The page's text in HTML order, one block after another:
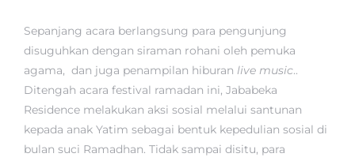
Sepanjang acara berlangsung para pengunjung
disuguhkan dengan siraman rohani oleh pemuka
agama, dan juga penampilan hiburan live music..
Ditengah acara festival ramadan ini, Jababeka
Residence melakukan aksi sosial melalui santunan
kepada anak Yatim sebagai bentuk kepedulian sosial di
bulan suci Ramadhan. Tidak sampai disitu, para